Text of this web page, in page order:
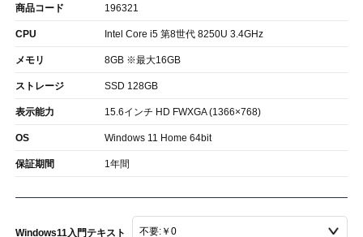
商品コード 196321
CPU Intel Core i5 第8世代 8250U 3.4GHz
メモリ 8GB ※最大16GB
ストレージ SSD 128GB
表示能力 15.6インチ HD FWXGA (1366×768)
OS Windows 11 Home 64bit
保証期間 1年間
Windows11入門テキスト